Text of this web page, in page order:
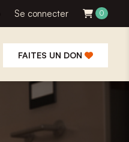
Se connecter 0
FAITES UN DON